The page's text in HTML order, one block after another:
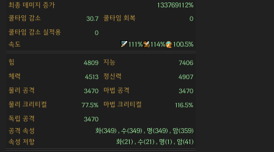
최종 데미지 증가
133769112%
쿨타임 감소
30.7 쿨타임 회복 0
쿨타임 감소 실적용 0
속도 111% 114% 100.5%
힘 4809 지능 7406
체력 4513 정신력 4907
물리 공격 3470 마법 공격 3470
물리 크리티컬 77.5% 마법 크리티컬 116.5%
독립 공격 3470
공격 속성
화(349) , 수(349) , 명(349) , 암(359)
속성 저항
화(21) , 수(21) , 명(1) , 암(41)